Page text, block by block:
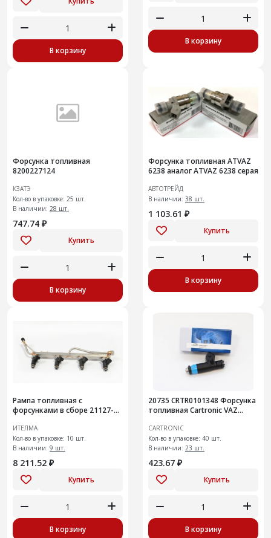
В корзину
В корзину
Форсунка топливная
8200227124
КЗАТЭ
Кол-во в упаковке: 25 шт.
В наличии: 28 шт.
747.74 ₽
Купить
В корзину
Форсунка топливная ATVAZ
6238 аналог ATVAZ 6238 серая
АВТОТРЕЙД
В наличии: 38 шт.
1 103.61 ₽
Купить
В корзину
Рампа топливная с
форсунками в сборе 21127-
ИТЕЛМА
Кол-во в упаковке: 10 шт.
В наличии: 9 шт.
8 211.52 ₽
Купить
В корзину
20735 CRTR0101348 Форсунка
топливная Cartronic VAZ
CARTRONIC
Кол-во в упаковке: 40 шт.
В наличии: 23 шт.
423.67 ₽
Купить
В корзину